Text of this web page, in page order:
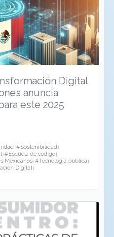
Digital
anuncia
este 2025
| #Sostenibilidad |
| #Escuela de código |
Mexicanos| #Tecnología pública |
Digital |